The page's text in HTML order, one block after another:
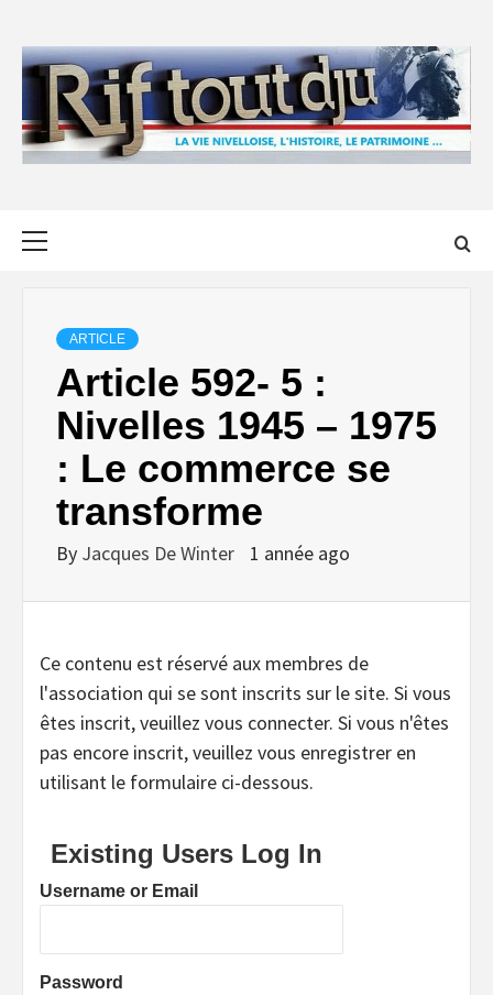
content
ARTICLE
Article 592- 5 :
Nivelles 1945 – 1975
: Le commerce se
transforme
By Jacques De Winter 1 année ago
Ce contenu est réservé aux membres de
l'association qui se sont inscrits sur le site. Si vous
êtes inscrit, veuillez vous connecter. Si vous n'êtes
pas encore inscrit, veuillez vous enregistrer en
utilisant le formulaire ci-dessous.
Existing Users Log In
Username or Email
Password